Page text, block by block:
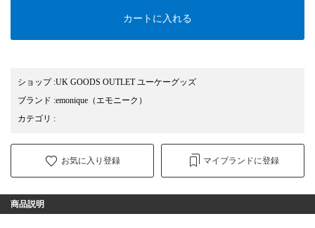
カートに入れる
ショップ:UK GOODS OUTLET ユーケーグッズ
ブランド :emonique （エモニーク）
カテゴリ :
お気に入り登録 マイブランドに登録
商品説明